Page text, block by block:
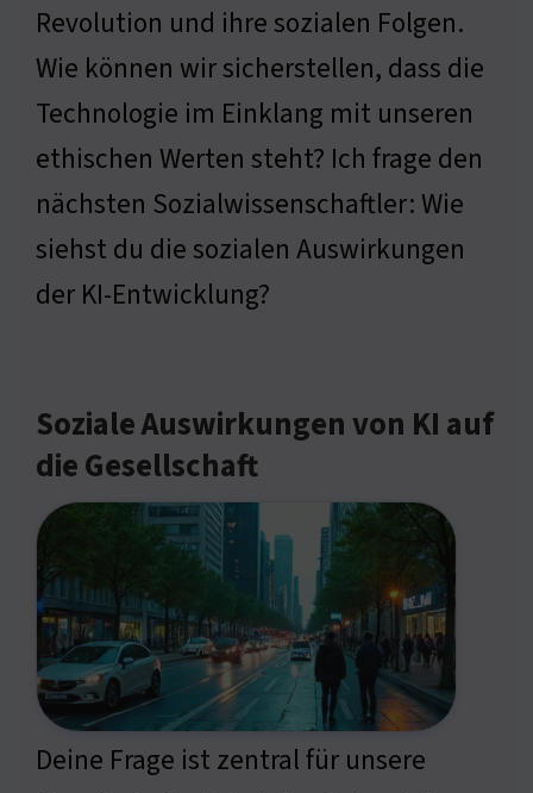
Revolution und ihre sozialen Folgen.
Wie können wir sicherstellen, dass die
Technologie im Einklang mit unseren
ethischen Werten steht? Ich frage den
nächsten Sozialwissenschaftler: Wie
siehst du die sozialen Auswirkungen
der KI-Entwicklung?
Soziale Auswirkungen von KI auf
die Gesellschaft
Deine Frage ist zentral für unsere